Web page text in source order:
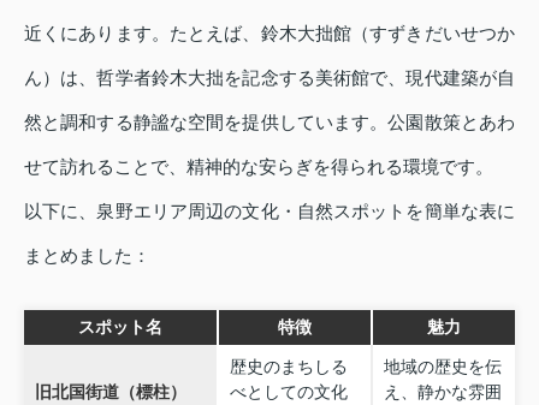
近くにあります。たとえば、鈴木大拙館（すずきだいせつか
ん）は、哲学者鈴木大拙を記念する美術館で、現代建築が自
然と調和する静謐な空間を提供しています。公園散策とあわ
せて訪れることで、精神的な安らぎを得られる環境です。
以下に、泉野エリア周辺の文化・自然スポットを簡単な表に
まとめました：
スポット名 特徴 魅力
旧北国街道（標柱）
歴史のまちしる
べとしての文化
地域の歴史を伝
え、静かな雰囲